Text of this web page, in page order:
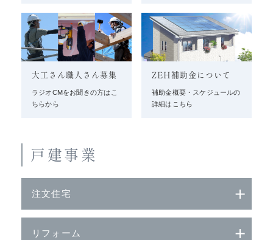
大工さん職人さん募集
ラジオCMをお聞きの方はこ
ちらから
ZEH補助金について
補助金概要・スケジュールの
詳細はこちら
戸建事業
注文住宅
リフォーム